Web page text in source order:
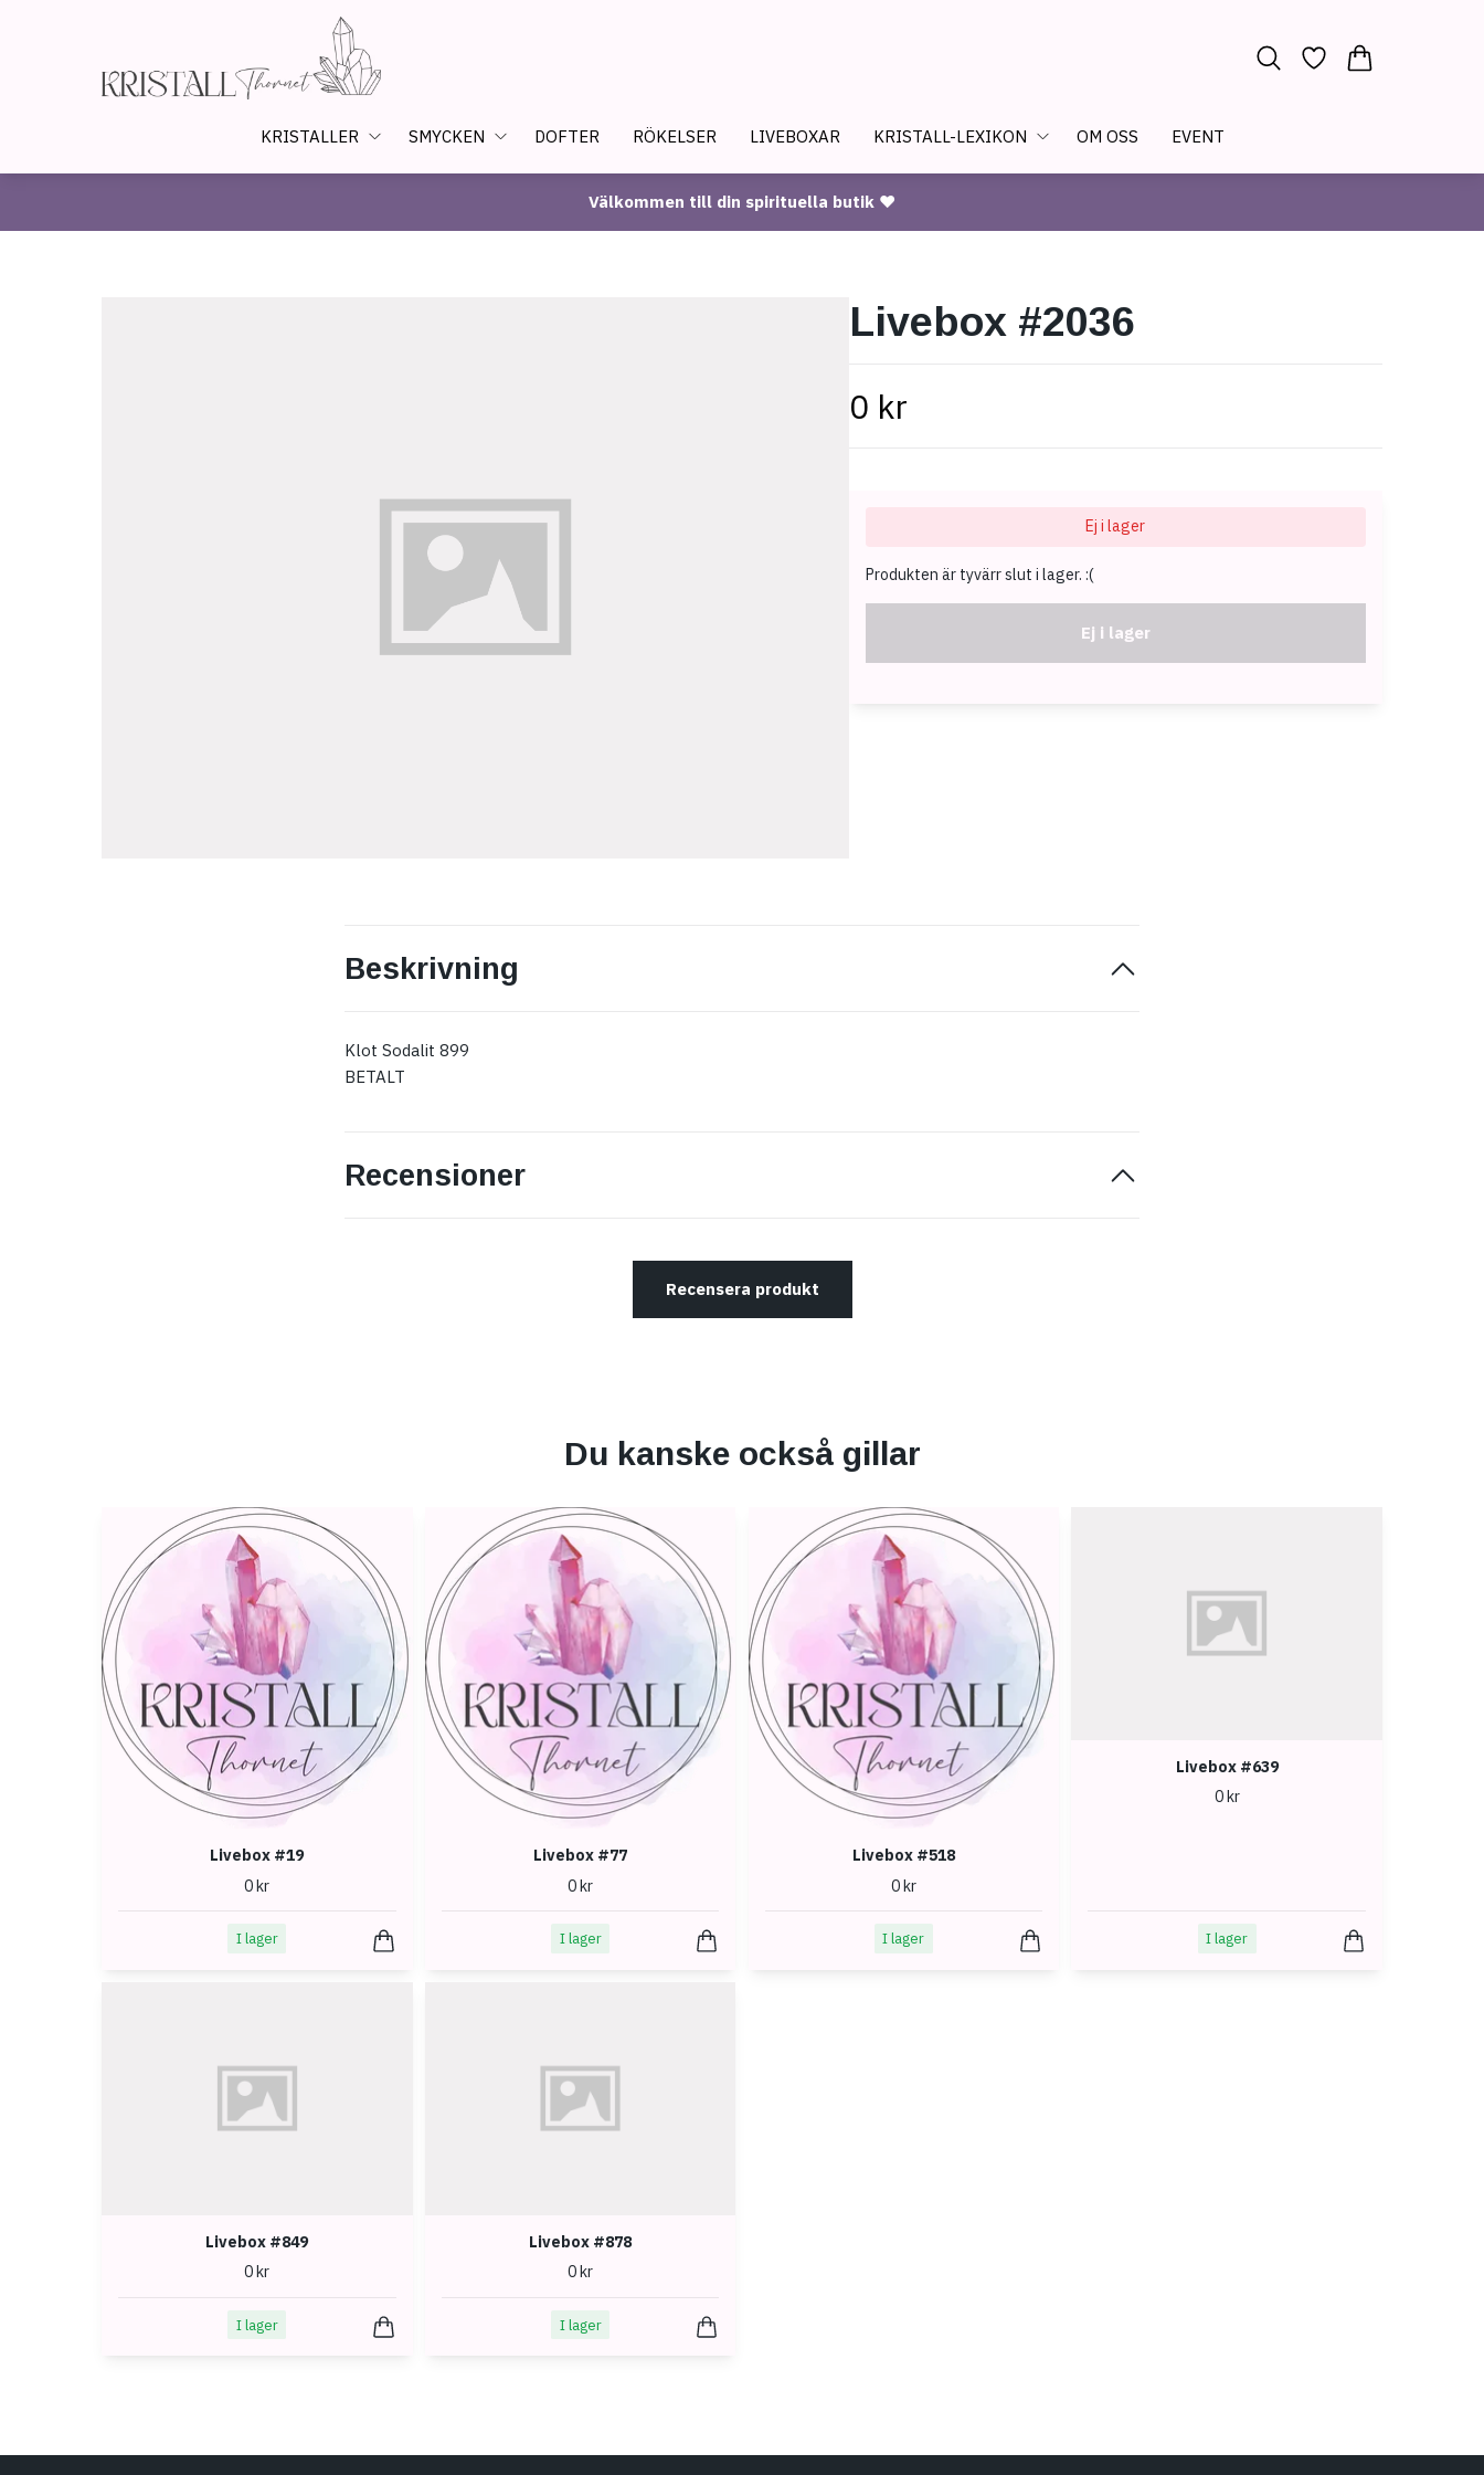
KRISTALLER SMYCKEN DOFTER RÖKELSER LIVEBOXAR KRISTALL-LEXIKON OM OSS EVENT
Välkommen till din spirituella butik ♥
Livebox #2036
0 kr
Ej i lager
Produkten är tyvärr slut i lager. :(
Ej i lager
Beskrivning
Klot Sodalit 899
BETALT
Recensioner
Recensera produkt
Du kanske också gillar
Livebox #19
0 kr
I lager
Livebox #77
0 kr
I lager
Livebox #518
0 kr
I lager
Livebox #639
0 kr
I lager
Livebox #849
0 kr
I lager
Livebox #878
0 kr
I lager